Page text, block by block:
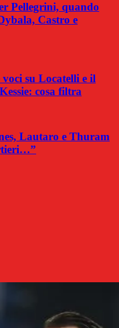
Pellegrini, quando
Castro e
su Locatelli e il
cosa filtra
Lautaro e Thuram